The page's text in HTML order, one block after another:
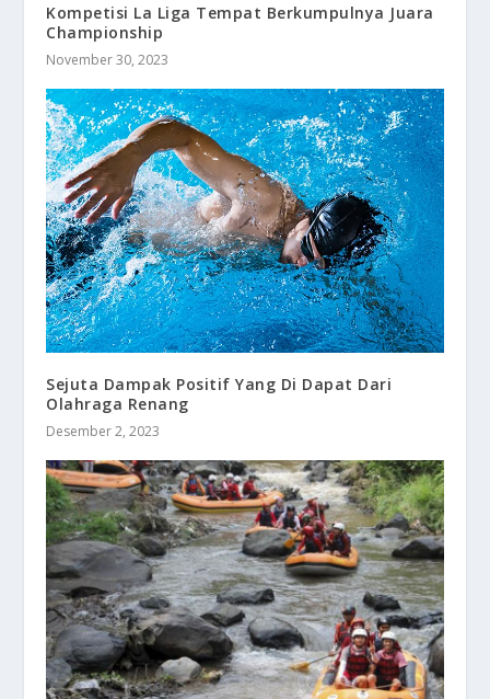
Kompetisi La Liga Tempat Berkumpulnya Juara
Championship
November 30, 2023
Sejuta Dampak Positif Yang Di Dapat Dari
Olahraga Renang
Desember 2, 2023